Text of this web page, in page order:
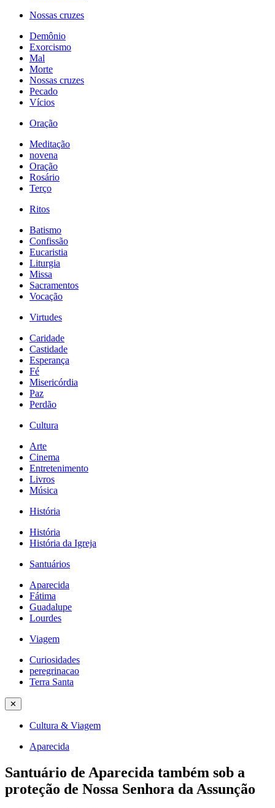
Nossas cruzes
Demônio
Exorcismo
Mal
Morte
Nossas cruzes
Pecado
Vícios
Oração
Meditação
novena
Oração
Rosário
Terço
Ritos
Batismo
Confissão
Eucaristia
Liturgia
Missa
Sacramentos
Vocação
Virtudes
Caridade
Castidade
Esperança
Fé
Misericórdia
Paz
Perdão
Cultura
Arte
Cinema
Entretenimento
Livros
Música
História
História
História da Igreja
Santuários
Aparecida
Fátima
Guadalupe
Lourdes
Viagem
Curiosidades
peregrinacao
Terra Santa
✕
Cultura & Viagem
Aparecida
Santuário de Aparecida também sob a
proteção de Nossa Senhora da Assunção